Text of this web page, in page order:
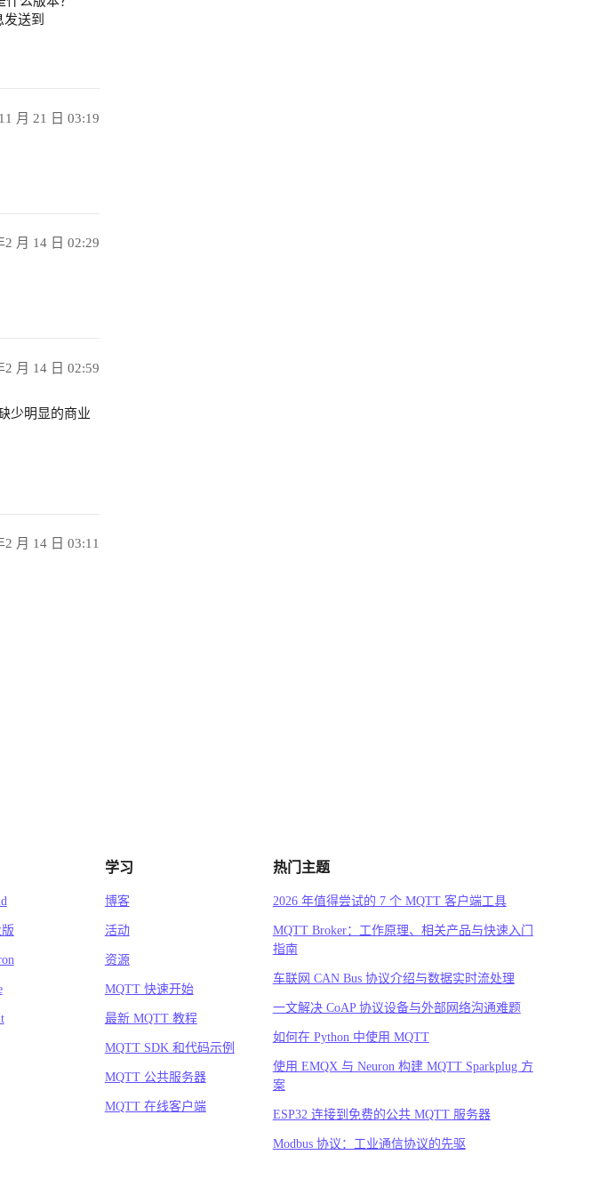
送到
月 21 日 03:19
2 月 14 日 02:29
2 月 14 日 02:59
少明显的商业
2 月 14 日 03:11
学习
博客
活动
资源
MQTT 快速开始
最新 MQTT 教程
MQTT SDK 和代码示例
MQTT 公共服务器
MQTT 在线客户端
热门主题
2026 年值得尝试的 7 个 MQTT 客户端工具
MQTT Broker：工作原理、相关产品与快速入门
指南
车联网 CAN Bus 协议介绍与数据实时流处理
一文解决 CoAP 协议设备与外部网络沟通难题
如何在 Python 中使用 MQTT
使用 EMQX 与 Neuron 构建 MQTT Sparkplug 方
案
ESP32 连接到免费的公共 MQTT 服务器
Modbus 协议：工业通信协议的先驱